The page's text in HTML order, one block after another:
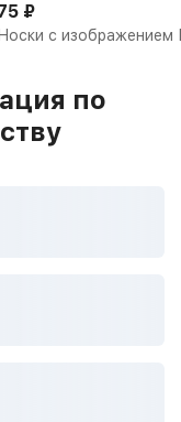
Носки с изображением
₽
по